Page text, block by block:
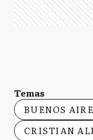
Temas
BUENOS
CRISTIAN